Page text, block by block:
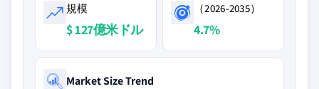
規模
$ 127億米ドル
（2026-2035）
4.7%
Market Size Trend